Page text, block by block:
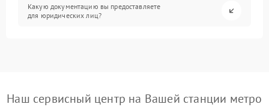
Какую документацию вы предоставляете
для юридических лиц?
Наш сервисный центр на Вашей станции метро